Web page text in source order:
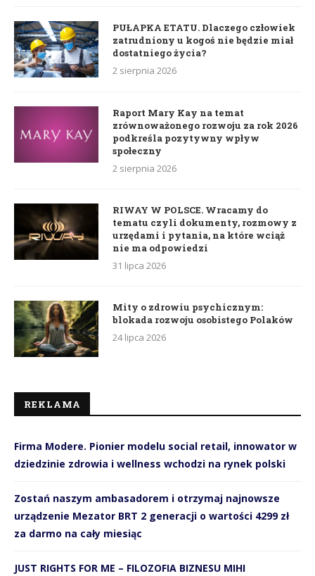
PUŁAPKA ETATU. Dlaczego człowiek
zatrudniony u kogoś nie będzie miał
dostatniego życia?
2 sierpnia 2026
Raport Mary Kay na temat
zrównoważonego rozwoju za rok 2026
podkreśla pozytywny wpływ
społeczny
2 sierpnia 2026
RIWAY W POLSCE. Wracamy do
tematu czyli dokumenty, rozmowy z
urzędami i pytania, na które wciąż
nie ma odpowiedzi
31 lipca 2026
Mity o zdrowiu psychicznym:
blokada rozwoju osobistego Polaków
24 lipca 2026
REKLAMA
Firma Modere. Pionier modelu social retail, innowator w
dziedzinie zdrowia i wellness wchodzi na rynek polski
Zostań naszym ambasadorem i otrzymaj najnowsze
urządzenie Mezator BRT 2 generacji o wartości 4299 zł
za darmo na cały miesiąc
JUST RIGHTS FOR ME – FILOZOFIA BIZNESU MIHI